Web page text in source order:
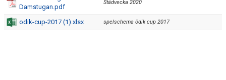
KONTAKT
Damstugan.pdf
Städvecka 2020
odik-cup-2017 (1).xlsx spelschema ödik cup 2017